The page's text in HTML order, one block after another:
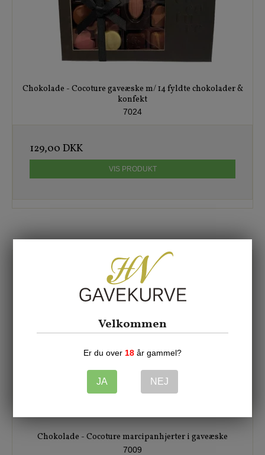
Chokolade - Cocoture gaveæske m/ 14 fyldte chokolader &
konfekt
7024
129,00 DKK
VIS PRODUKT
Chokolade - Cocoture marcipanhjerter i gaveæske
7009
Velkommen
Er du over 18 år gammel?
JA NEJ